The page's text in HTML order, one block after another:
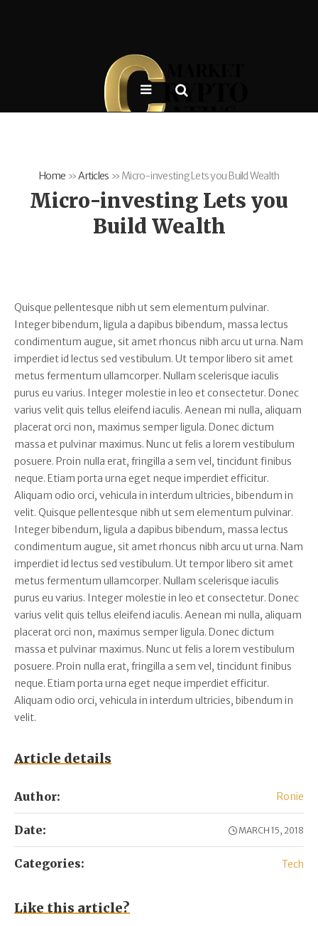
Home »Articles » Micro-investing Lets you Build Wealth
Micro-investing Lets you
Build Wealth
Quisque pellentesque nibh ut sem elementum pulvinar.
Integer bibendum, ligula a dapibus bibendum, massa lectus
condimentum augue, sit amet rhoncus nibh arcu ut urna. Nam
imperdiet id lectus sed vestibulum. Ut tempor libero sit amet
metus fermentum ullamcorper. Nullam scelerisque iaculis
purus eu varius. Integer molestie in leo et consectetur. Donec
varius velit quis tellus eleifend iaculis. Aenean mi nulla, aliquam
placerat orci non, maximus semper ligula. Donec dictum
massa et pulvinar maximus. Nunc ut felis a lorem vestibulum
posuere. Proin nulla erat, fringilla a sem vel, tincidunt finibus
neque. Etiam porta urna eget neque imperdiet efficitur.
Aliquam odio orci, vehicula in interdum ultricies, bibendum in
velit. Quisque pellentesque nibh ut sem elementum pulvinar.
Integer bibendum, ligula a dapibus bibendum, massa lectus
condimentum augue, sit amet rhoncus nibh arcu ut urna. Nam
imperdiet id lectus sed vestibulum. Ut tempor libero sit amet
metus fermentum ullamcorper. Nullam scelerisque iaculis
purus eu varius. Integer molestie in leo et consectetur. Donec
varius velit quis tellus eleifend iaculis. Aenean mi nulla, aliquam
placerat orci non, maximus semper ligula. Donec dictum
massa et pulvinar maximus. Nunc ut felis a lorem vestibulum
posuere. Proin nulla erat, fringilla a sem vel, tincidunt finibus
neque. Etiam porta urna eget neque imperdiet efficitur.
Aliquam odio orci, vehicula in interdum ultricies, bibendum in
velit.
Article details
Author: Ronie
Date: MARCH 15, 2018
Categories: Tech
Like this article?